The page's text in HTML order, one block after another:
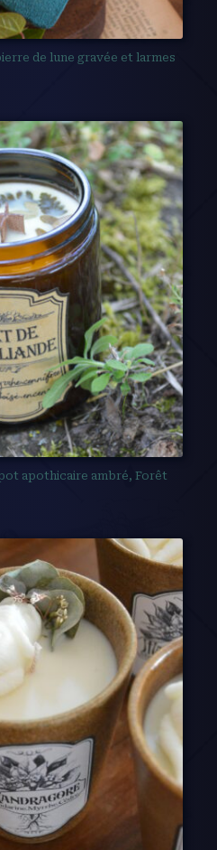
de lune gravée et larmes
apothicaire ambré, Forêt